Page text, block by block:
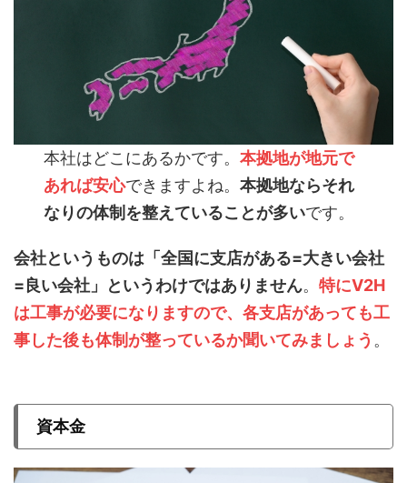
本社はどこにあるかです。本拠地が地元で
あれば安心できますよね。本拠地ならそれ
なりの体制を整えていることが多いです。
会社というものは「全国に支店がある=大きい会社
=良い会社」というわけではありません。 特にV2H
は工事が必要になりますので、各支店があっても工
事した後も体制が整っているか聞いてみましょう 。
資本金